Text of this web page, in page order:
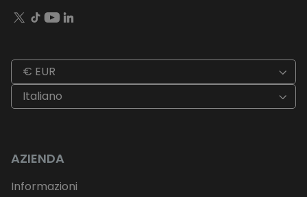
€ EUR
Italiano
AZIENDA
Informazioni